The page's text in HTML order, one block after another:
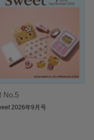
No.5
2026年9月号